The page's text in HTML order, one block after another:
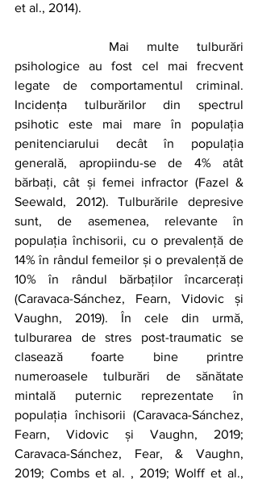
et al., 2014).
psihologice au fost cel mai frecvent
legate de comportamentul criminal.
Incidența tulburărilor din spectrul
psihotic este mai mare în populația
penitenciarului decât în populația
generală, apropiindu-se de 4% atât
bărbați, cât și femei infractor (Fazel &
Seewald, 2012). Tulburările depresive
sunt, de asemenea, relevante în
populația închisorii, cu o prevalență de
14% în rândul femeilor și o prevalență de
10% în rândul bărbaților încarcerați
(Caravaca-Sánchez, Fearn, Vidovic și
Vaughn, 2019). În cele din urmă,
tulburarea de stres post-traumatic se
clasează foarte bine printre
numeroasele tulburări de sănătate
mintală puternic reprezentate în
populația închisorii (Caravaca-Sánchez,
Fearn, Vidovic și Vaughn, 2019;
Caravaca-Sánchez, Fear, & Vaughn,
2019; Combs et al. , 2019; Wolff et al.,